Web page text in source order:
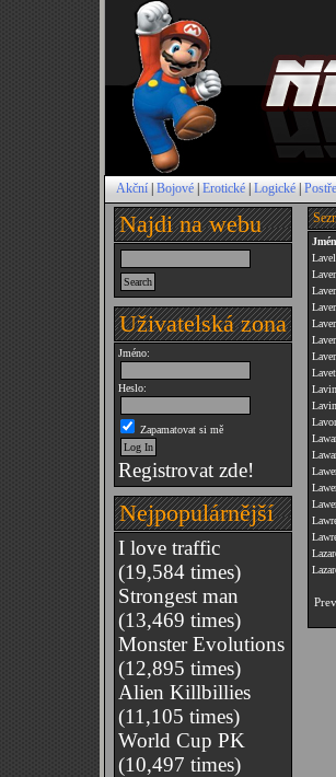
Akční|Bojové|Erotické|Logické|
Najdi na webu
Uživatelská zona
Jméno:
Heslo:
Zapamatovat si mě
Registrovat zde!
Nejpopulárnější
I love traffic
(19,584 times)
Strongest man
(13,469 times)
Monster Evolutions
(12,895 times)
Alien Killbillies
(11,105 times)
World Cup PK
(10,497 times)